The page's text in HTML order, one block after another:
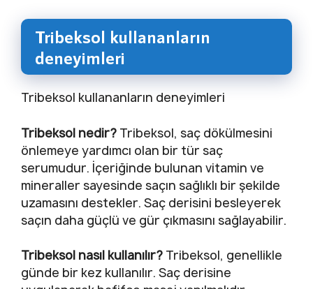
Tribeksol kullananların
deneyimleri
Tribeksol kullananların deneyimleri
Tribeksol nedir? Tribeksol, saç dökülmesini
önlemeye yardımcı olan bir tür saç
serumudur. İçeriğinde bulunan vitamin ve
mineraller sayesinde saçın sağlıklı bir şekilde
uzamasını destekler. Saç derisini besleyerek
saçın daha güçlü ve gür çıkmasını sağlayabilir.
Tribeksol nasıl kullanılır? Tribeksol, genellikle
günde bir kez kullanılır. Saç derisine